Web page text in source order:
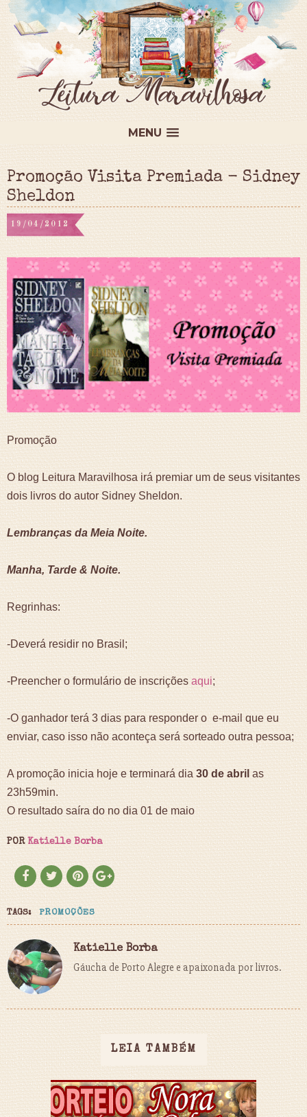
MENU
Promoção Visita Premiada - Sidney
Sheldon
19/04/2012
Promoção
O blog Leitura Maravilhosa irá premiarum de seus visitantes
dois livros do autor Sidney Sheldon.
Lembranças da Meia Noite.
Manha, Tarde & Noite.
Regrinhas:
-Deverá residir no Brasil;
-Preencher o formulário de inscrições aqui;
-O ganhador terá 3 dias para responder o e-mail que eu
enviar, caso isso não aconteça será sorteado outra pessoa;
A promoção inicia hoje e terminará dia 30 de abril as
23h59min.
O resultado saíra do no dia 01 de maio
PORKatielle Borba
TAGS: PROMOÇÕES
Katielle Borba
Gáucha de Porto Alegre e apaixonada por livros.
LEIA TAMBÉM